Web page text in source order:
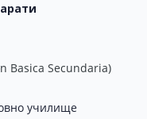
Basica Secundaria)
училище